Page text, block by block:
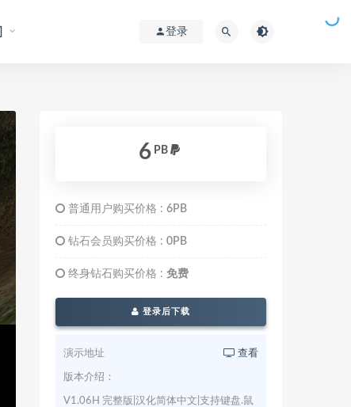
登录
6 PB
普通用户购买价格 : 6PB
钻石会员购买价格 : 0PB
终身钻石购买价格 : 免费
登录后下载
演示地址 查看
版本介绍：
V1.06H 完整版|汉化简体中文|支持键盘.鼠